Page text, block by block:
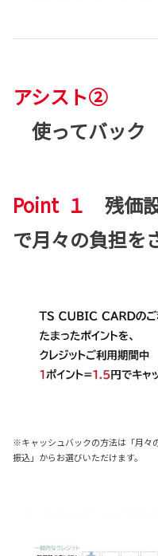
アシスト②
使ってバック
Point １
残価
で月々の負担を
※キャッシュバックの方法は「月々
振込」からお選びいただけます。